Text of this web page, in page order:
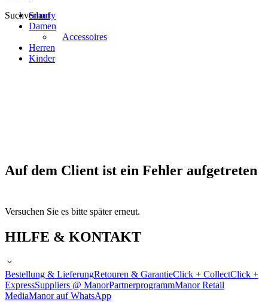
Suchverlauf
Smarty
Damen
Accessoires
Herren
Kinder
Auf dem Client ist ein Fehler aufgetreten
Versuchen Sie es bitte später erneut.
HILFE & KONTAKT
Bestellung & LieferungRetouren & GarantieClick + CollectClick +
ExpressSuppliers @ ManorPartnerprogrammManor Retail
MediaManor auf WhatsApp